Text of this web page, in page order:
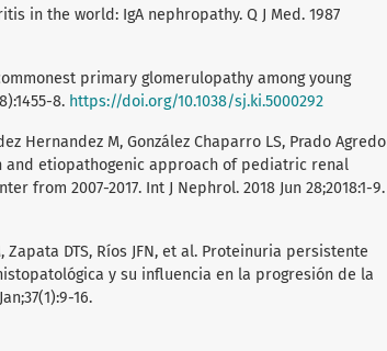
in the world: IgA nephropathy. Q J Med. 1987
primary glomerulopathy among young
8. https://doi.org/10.1038/sj.ki.5000292
Hernandez M, González Chaparro LS, Prado Agredo
and etiopathogenic approach of pediatric renal
from 2007-2017. Int J Nephrol. 2018 Jun 28;2018:1-9.
Zapata DTS, Ríos JFN, et al. Proteinuria persistente
y su influencia en la progresión de la
16.